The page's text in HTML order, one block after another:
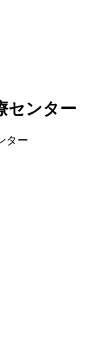
センター